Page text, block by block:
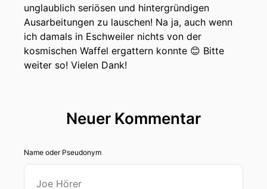
unglaublich seriösen und hintergründigen
Ausarbeitungen zu lauschen! Na ja, auch wenn
ich damals in Eschweiler nichts von der
kosmischen Waffel ergattern konnte 😊 Bitte
weiter so! Vielen Dank!
Neuer Kommentar
Name oder Pseudonym